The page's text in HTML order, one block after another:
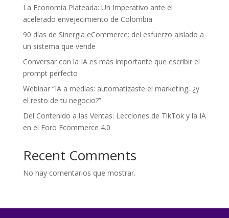
La Economía Plateada: Un Imperativo ante el
acelerado envejecimiento de Colombia
90 días de Sinergia eCommerce: del esfuerzo aislado a
un sistema que vende
Conversar con la IA es más importante que escribir el
prompt perfecto
Webinar “IA a medias: automatizaste el marketing, ¿y
el resto de tu negocio?”
Del Contenido a las Ventas: Lecciones de TikTok y la IA
en el Foro Ecommerce 4.0
Recent Comments
No hay comentarios que mostrar.